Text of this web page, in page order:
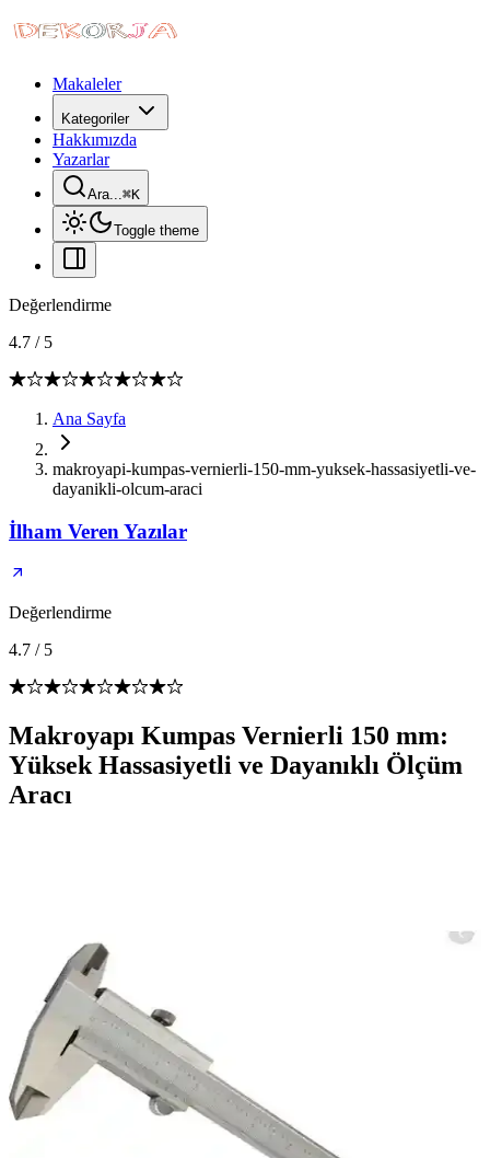
Makaleler
Kategoriler
Hakkımızda
Yazarlar
Ara...⌘K
Toggle theme
Değerlendirme
4.7 / 5
Ana Sayfa
makroyapi-kumpas-vernierli-150-mm-yuksek-hassasiyetli-ve-
dayanikli-olcum-araci
İlham Veren Yazılar
Değerlendirme
4.7 / 5
Makroyapı Kumpas Vernierli 150 mm:
Yüksek Hassasiyetli ve Dayanıklı Ölçüm
Aracı